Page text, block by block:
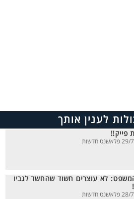
לענין אותך
פייק!!
חדשות
לא עוצרים חשוד שהחשד לגביו
חדשות